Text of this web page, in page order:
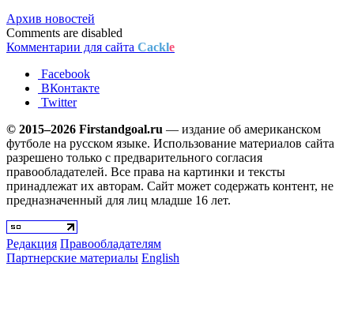
Архив новостей
Comments are disabled
Комментарии для сайта Cackle
Facebook
ВКонтакте
Twitter
© 2015–2026 Firstandgoal.ru — издание об американском
футболе на русском языке. Использование материалов cайта
разрешено только с предварительного согласия
правообладателей. Все права на картинки и тексты
принадлежат их авторам. Сайт может содержать контент, не
предназначенный для лиц младше 16 лет.
Редакция Правообладателям
Партнерские материалы English